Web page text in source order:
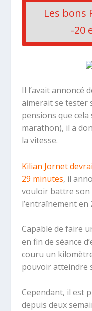
Les bons
-20
Il l’avait annoncé
aimerait se tester
pensions que
marathon), il a
la vitesse.
Kilian Jornet
29 minutes, il
vouloir battre son
l’entraînement en
Capable de faire
en fin de séance
couru un
pouvoir atteindre
Cependant, il est
depuis deux